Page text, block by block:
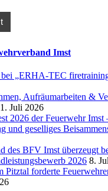
Imst
„ERHA-TEC
Aufräumarbeiten &
Juli 2026
2026 der Feuerwehr Imst
und geselliges
des BFV Imst überzeugt
2026 8.
Pitztal forderte